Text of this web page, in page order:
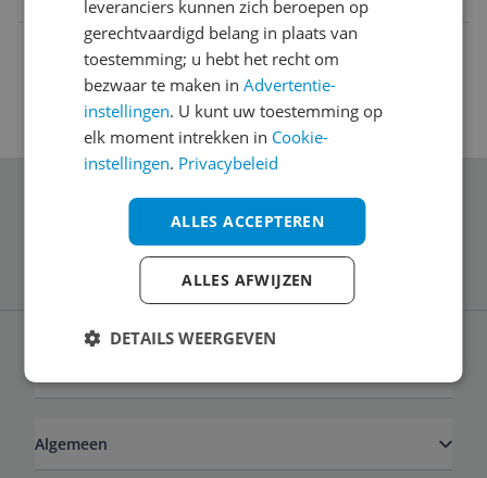
Schrijf je in voor onze nieuwsbrief
Algemeen
leveranciers kunnen zich beroepen op
gerechtvaardigd belang in plaats van
toestemming; u hebt het recht om
bezwaar te maken inAdvertentie-
instellingen. U kunt uw toestemming op
elk moment intrekken in Cookie-
instellingen. Privacybeleid
ALLES ACCEPTEREN
ALLES AFWIJZEN
DETAILS WEERGEVEN